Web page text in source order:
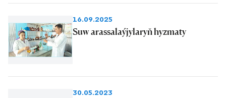
16.09.2025
Suw arassalaýjylaryň hyzmaty
30.05.2023